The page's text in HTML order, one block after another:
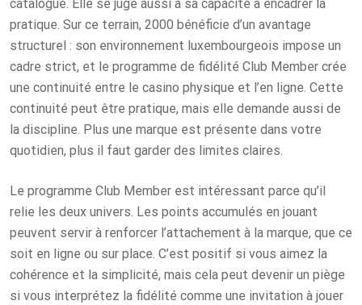
catalogue. Elle se juge aussi à sa capacité à encadrer la
pratique. Sur ce terrain, 2000 bénéficie d’un avantage
structurel : son environnement luxembourgeois impose un
cadre strict, et le programme de fidélité Club Member crée
une continuité entre le casino physique et l’en ligne. Cette
continuité peut être pratique, mais elle demande aussi de
la discipline. Plus une marque est présente dans votre
quotidien, plus il faut garder des limites claires.
Le programme Club Member est intéressant parce qu’il
relie les deux univers. Les points accumulés en jouant
peuvent servir à renforcer l’attachement à la marque, que ce
soit en ligne ou sur place. C’est positif si vous aimez la
cohérence et la simplicité, mais cela peut devenir un piège
si vous interprétez la fidélité comme une invitation à jouer